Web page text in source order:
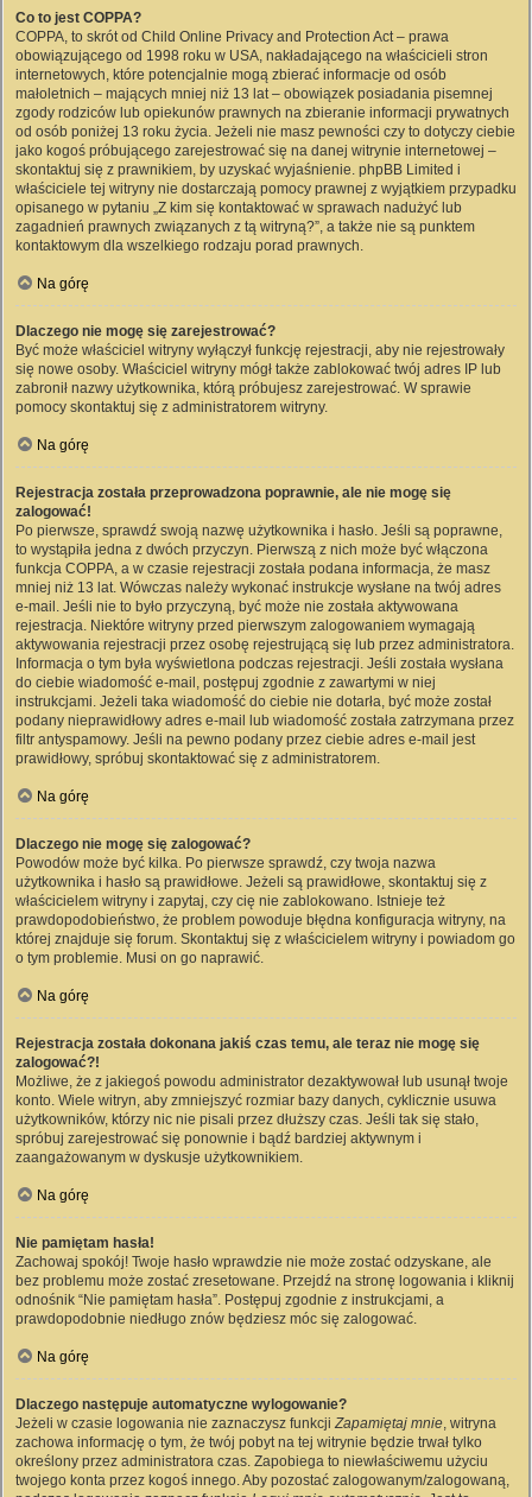
Co to jest COPPA?
COPPA, to skrót od Child Online Privacy and Protection Act – prawa
obowiązującego od 1998 roku w USA, nakładającego na właścicieli stron
internetowych, które potencjalnie mogą zbierać informacje od osób
małoletnich – mających mniej niż 13 lat – obowiązek posiadania pisemnej
zgody rodziców lub opiekunów prawnych na zbieranie informacji prywatnych
od osób poniżej 13 roku życia. Jeżeli nie masz pewności czy to dotyczy ciebie
jako kogoś próbującego zarejestrować się na danej witrynie internetowej –
skontaktuj się z prawnikiem, by uzyskać wyjaśnienie. phpBB Limited i
właściciele tej witryny nie dostarczają pomocy prawnej z wyjątkiem przypadku
opisanego w pytaniu „Z kim się kontaktować w sprawach nadużyć lub
zagadnień prawnych związanych z tą witryną?”, a także nie są punktem
kontaktowym dla wszelkiego rodzaju porad prawnych.
Na górę
Dlaczego nie mogę się zarejestrować?
Być może właściciel witryny wyłączył funkcję rejestracji, aby nie rejestrowały
się nowe osoby. Właściciel witryny mógł także zablokować twój adres IP lub
zabronił nazwy użytkownika, którą próbujesz zarejestrować. W sprawie
pomocy skontaktuj się z administratorem witryny.
Na górę
Rejestracja została przeprowadzona poprawnie, ale nie mogę się
zalogować!
Po pierwsze, sprawdź swoją nazwę użytkownika i hasło. Jeśli są poprawne,
to wystąpiła jedna z dwóch przyczyn. Pierwszą z nich może być włączona
funkcja COPPA, a w czasie rejestracji została podana informacja, że masz
mniej niż 13 lat. Wówczas należy wykonać instrukcje wysłane na twój adres
e-mail. Jeśli nie to było przyczyną, być może nie została aktywowana
rejestracja. Niektóre witryny przed pierwszym zalogowaniem wymagają
aktywowania rejestracji przez osobę rejestrującą się lub przez administratora.
Informacja o tym była wyświetlona podczas rejestracji. Jeśli została wysłana
do ciebie wiadomość e-mail, postępuj zgodnie z zawartymi w niej
instrukcjami. Jeżeli taka wiadomość do ciebie nie dotarła, być może został
podany nieprawidłowy adres e-mail lub wiadomość została zatrzymana przez
filtr antyspamowy. Jeśli na pewno podany przez ciebie adres e-mail jest
prawidłowy, spróbuj skontaktować się z administratorem.
Na górę
Dlaczego nie mogę się zalogować?
Powodów może być kilka. Po pierwsze sprawdź, czy twoja nazwa
użytkownika i hasło są prawidłowe. Jeżeli są prawidłowe, skontaktuj się z
właścicielem witryny i zapytaj, czy cię nie zablokowano. Istnieje też
prawdopodobieństwo, że problem powoduje błędna konfiguracja witryny, na
której znajduje się forum. Skontaktuj się z właścicielem witryny i powiadom go
o tym problemie. Musi on go naprawić.
Na górę
Rejestracja została dokonana jakiś czas temu, ale teraz nie mogę się
zalogować?!
Możliwe, że z jakiegoś powodu administrator dezaktywował lub usunął twoje
konto. Wiele witryn, aby zmniejszyć rozmiar bazy danych, cyklicznie usuwa
użytkowników, którzy nic nie pisali przez dłuższy czas. Jeśli tak się stało,
spróbuj zarejestrować się ponownie i bądź bardziej aktywnym i
zaangażowanym w dyskusje użytkownikiem.
Na górę
Nie pamiętam hasła!
Zachowaj spokój! Twoje hasło wprawdzie nie może zostać odzyskane, ale
bez problemu może zostać zresetowane. Przejdź na stronę logowania i kliknij
odnośnik “Nie pamiętam hasła”. Postępuj zgodnie z instrukcjami, a
prawdopodobnie niedługo znów będziesz móc się zalogować.
Na górę
Dlaczego następuje automatyczne wylogowanie?
Jeżeli w czasie logowania nie zaznaczysz funkcjiZapamiętaj mnie, witryna
zachowa informację o tym, że twój pobyt na tej witrynie będzie trwał tylko
określony przez administratora czas. Zapobiega to niewłaściwemu użyciu
twojego konta przez kogoś innego. Aby pozostać zalogowanym/zalogowaną,